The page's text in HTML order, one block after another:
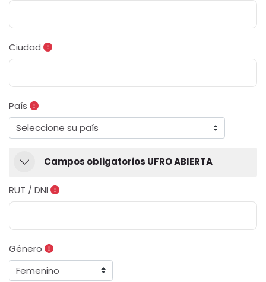
Ciudad
País
Campos obligatorios UFRO ABIERTA
Campos obligatorios UFRO ABIERTA
Campos obligatorios UFRO ABIERTA
RUT / DNI
Género